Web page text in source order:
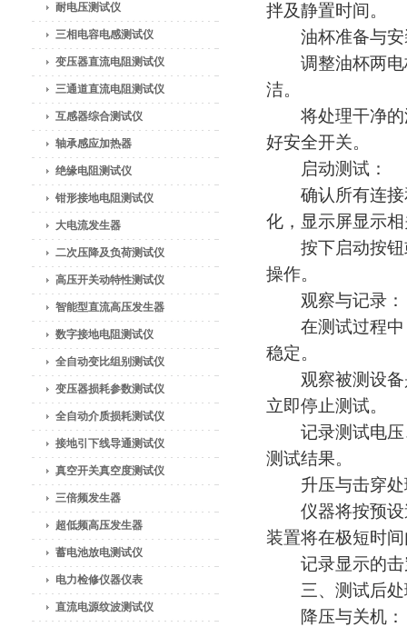
耐电压测试仪
三相电容电感测试仪
变压器直流电阻测试仪
三通道直流电阻测试仪
互感器综合测试仪
轴承感应加热器
绝缘电阻测试仪
钳形接地电阻测试仪
大电流发生器
二次压降及负荷测试仪
高压开关动特性测试仪
智能型直流高压发生器
数字接地电阻测试仪
全自动变比组别测试仪
变压器损耗参数测试仪
全自动介质损耗测试仪
接地引下线导通测试仪
真空开关真空度测试仪
三倍频发生器
超低频高压发生器
蓄电池放电测试仪
电力检修仪器仪表
直流电源纹波测试仪
拌及静置时间。
油杯准备与安
调整油杯两电
洁。
将处理干净的
好安全开关。
启动测试：
确认所有连接
化，显示屏显示
按下启动按钮
操作。
观察与记录：
在测试过程中
稳定。
观察被测设备
立即停止测试。
记录测试电压
测试结果。
升压与击穿处
仪器将按预设
装置将在极短时
记录显示的击
三、测试后处
降压与关机：